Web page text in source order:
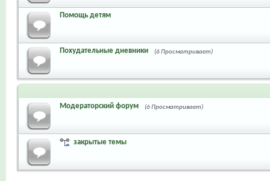
Помощь детям
Похудательные дневники (6 Просматривает)
Модераторский форум (6 Просматривает)
закрытые темы